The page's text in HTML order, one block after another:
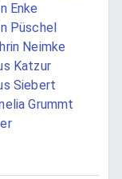
Enke
Püschel
Neimke
Katzur
Siebert
Grummt